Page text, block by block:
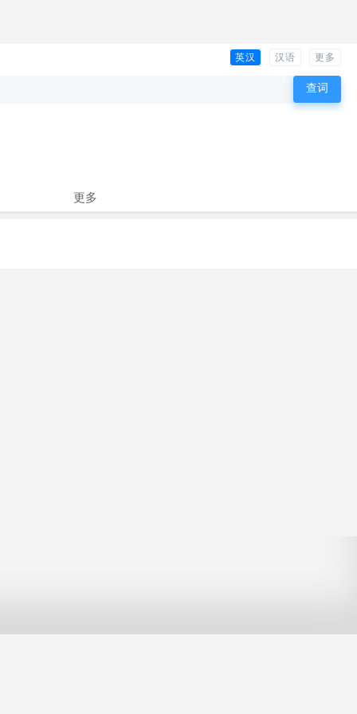
英汉 汉语 更多
更多